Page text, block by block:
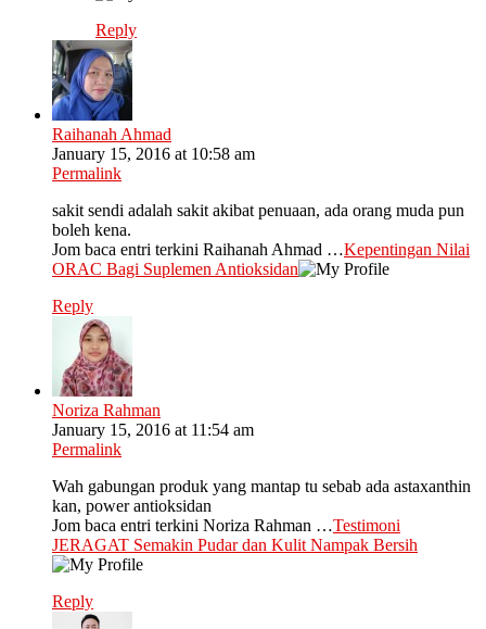
Reply
Raihanah Ahmad
January 15, 2016 at 10:58 am
Permalink
sakit sendi adalah sakit akibat penuaan, ada orang muda pun
boleh kena.
Jom baca entri terkini Raihanah Ahmad …Kepentingan Nilai
ORAC Bagi Suplemen Antioksidan
Reply
Noriza Rahman
January 15, 2016 at 11:54 am
Permalink
Wah gabungan produk yang mantap tu sebab ada astaxanthin
kan, power antioksidan
Jom baca entri terkini Noriza Rahman …Testimoni
JERAGAT Semakin Pudar dan Kulit Nampak Bersih
Reply